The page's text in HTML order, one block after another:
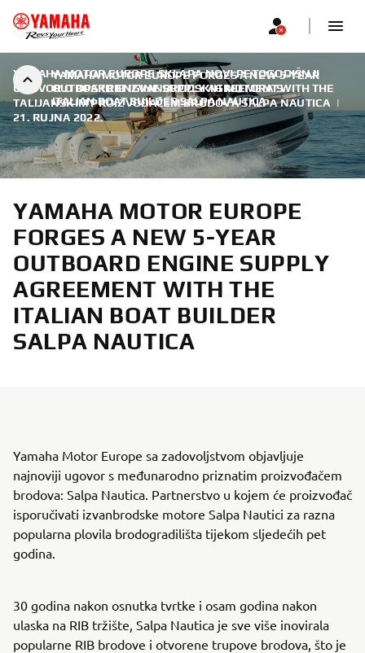
YAMAHA MOTOR EUROPE FORGES A NEW 5-YEAR
OUTBOARD ENGINE SUPPLY AGREEMENT WITH THE
ITALIAN BOAT BUILDER SALPA NAUTICA
YAMAHA MOTOR EUROPE SKLAPA NOVI PETOGODIŠNJI
UGOVOR O OPSKRBI IZVANBRODSKIH MOTORA S
TALIJANSKIM PROIZVOĐAČEM BRODOVA SALPA NAUTICA |
21. RUJNA 2022.
YAMAHA MOTOR EUROPE
FORGES A NEW 5-YEAR
OUTBOARD ENGINE SUPPLY
AGREEMENT WITH THE
ITALIAN BOAT BUILDER
SALPA NAUTICA
Yamaha Motor Europe sa zadovoljstvom objavljuje
najnoviji ugovor s međunarodno priznatim proizvođačem
brodova: Salpa Nautica. Partnerstvo u kojem će proizvođač
isporučivati izvanbrodske motore Salpa Nautici za razna
popularna plovila brodogradilišta tijekom sljedećih pet
godina.
30 godina nakon osnutka tvrtke i osam godina nakon
ulaska na RIB tržište, Salpa Nautica je sve više inovirala
popularne RIB brodove i otvorene trupove brodova, što je